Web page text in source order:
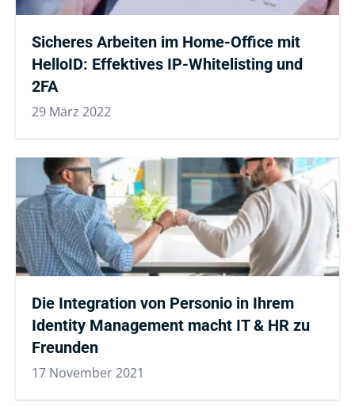
Sicheres Arbeiten im Home-Office mit
HelloID: Effektives IP-Whitelisting und
2FA
29 März 2022
Die Integration von Personio in Ihrem
Identity Management macht IT & HR zu
Freunden
17 November 2021